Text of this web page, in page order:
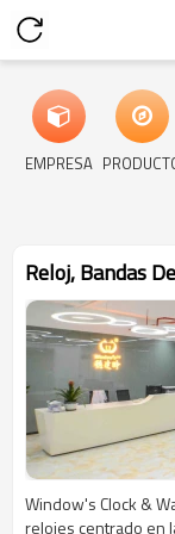
EMPRESA
Reloj, Bandas
Window's Clock &
relojes centrado en